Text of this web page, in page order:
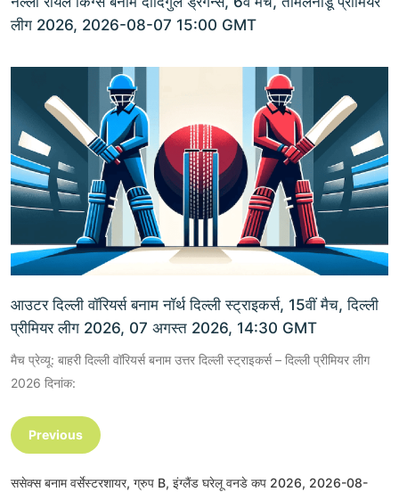
लीग 2026, 2026-08-07 15:00 GMT
आउटर दिल्ली वॉरियर्स बनाम नॉर्थ दिल्ली स्ट्राइकर्स, 15वीं मैच, दिल्ली
प्रीमियर लीग 2026, 07 अगस्त 2026, 14:30 GMT
मैच प्रेव्यू: बाहरी दिल्ली वॉरियर्स बनाम उत्तर दिल्ली स्ट्राइकर्स – दिल्ली प्रीमियर लीग
2026 दिनांक:
Previous
ससेक्स बनाम वर्सेस्टरशायर, ग्रुप B, इंग्लैंड घरेलू वनडे कप 2026, 2026-08-